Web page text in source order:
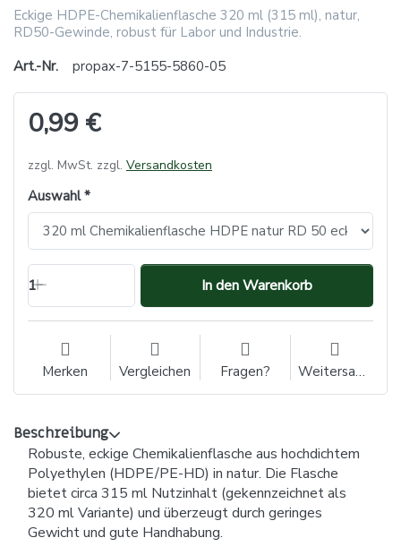
Eckige HDPE-Chemikalienflasche 320 ml (315 ml), natur,
RD50-Gewinde, robust für Labor und Industrie.
Art.-Nr.
propax-7-5155-5860-05
0,99 €
zzgl. MwSt. zzgl. Versandkosten
Auswahl
1 In den Warenkorb
Merken Vergleichen Fragen? Weitersagen
Beschreibung
Robuste, eckige Chemikalienflasche aus hochdichtem
Polyethylen (HDPE/PE-HD) in natur. Die Flasche
bietet circa 315 ml Nutzinhalt (gekennzeichnet als
320 ml Variante) und überzeugt durch geringes
Gewicht und gute Handhabung.